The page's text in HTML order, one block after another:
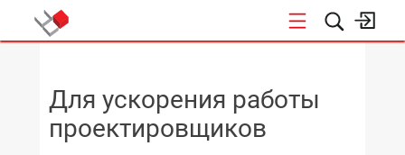
Для ускорения работы
проектировщиков